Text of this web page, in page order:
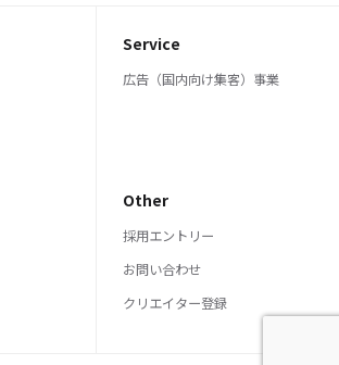
Service
広告（国内向け集客）事業
Other
採用エントリー
お問い合わせ
クリエイター登録